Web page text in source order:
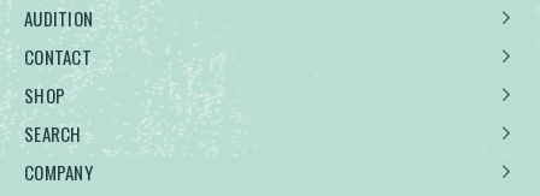
AUDITION
CONTACT
SHOP
SEARCH
COMPANY